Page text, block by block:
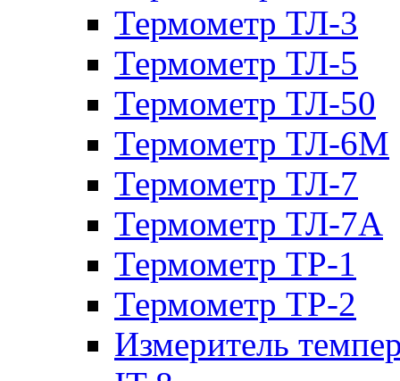
Термометр ТЛ-3
Термометр ТЛ-5
Термометр ТЛ-50
Термометр ТЛ-6М
Термометр ТЛ-7
Термометр ТЛ-7А
Термометр ТР-1
Термометр ТР-2
Измеритель